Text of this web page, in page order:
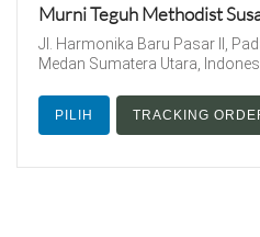
Murni Teguh Methodist
Jl. Harmonika Baru Pasar II,
Medan Sumatera Utara,
PILIH TRACKING